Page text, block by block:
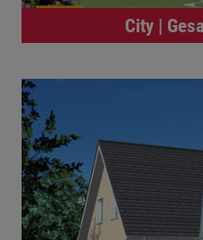
City |